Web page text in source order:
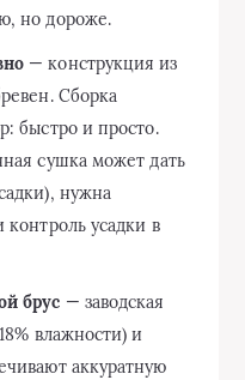
но дороже.
— конструкция из
Сборка
быстро и просто.
сушка может дать
нужна
контроль усадки в
брус — заводская
влажности) и
аккуратную